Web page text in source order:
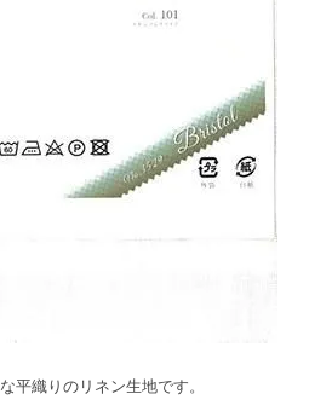
平織りのリネン生地です。